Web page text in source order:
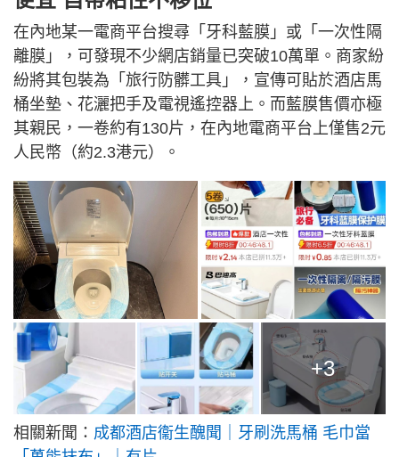
在內地某一電商平台搜尋「牙科藍膜」或「一次性隔
離膜」，可發現不少網店銷量已突破10萬單。商家紛
紛將其包裝為「旅行防髒工具」，宣傳可貼於酒店馬
桶坐墊、花灑把手及電視遙控器上。而藍膜售價亦極
其親民，一卷約有130片，在內地電商平台上僅售2元
人民幣（約2.3港元）。
+3
相關新聞： 成都酒店衞生醜聞｜牙刷洗馬桶 毛巾當